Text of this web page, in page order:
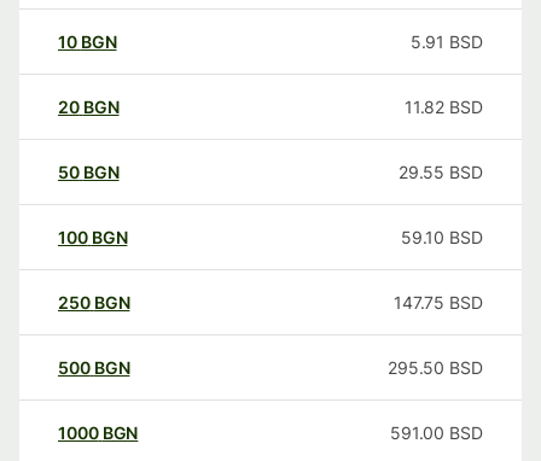
10 BGN 5.91 BSD
20 BGN 11.82 BSD
50 BGN 29.55 BSD
100 BGN 59.10 BSD
250 BGN 147.75 BSD
500 BGN 295.50 BSD
1000 BGN 591.00 BSD